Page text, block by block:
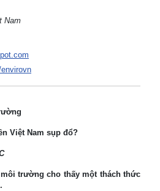
Nam
Việt Nam sụp đổ?
trường cho thấy một thách thức